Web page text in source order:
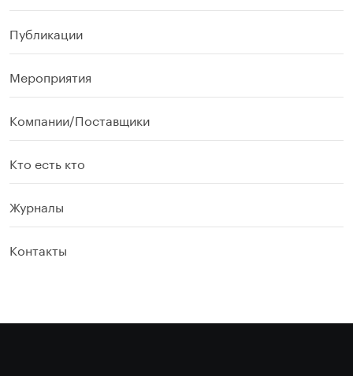
Публикации
Мероприятия
Компании/Поставщики
Кто есть кто
Журналы
Контакты